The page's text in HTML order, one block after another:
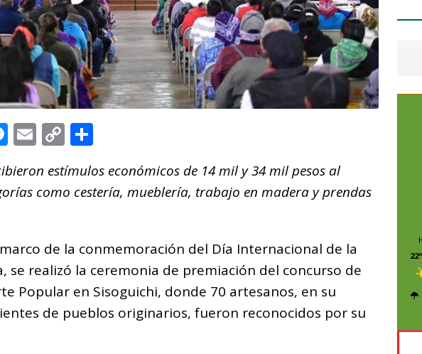
M
ss
e
g
e
r
E
ai
l
C
p
y
n
k
m
p
ti
r
estímulos económicos de 14 mil y 34 mil pesos al
como cestería, mueblería, trabajo en madera y prendas
de la conmemoración del Día Internacional de la
se realizó la ceremonia de premiación del concurso de
Popular en Sisoguichi, donde 70 artesanos, en su
de pueblos originarios, fueron reconocidos por su